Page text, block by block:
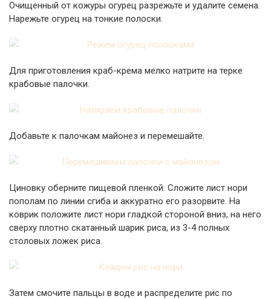
Очищенный от кожуры огурец разрежьте и удалите семена.
Нарежьте огурец на тонкие полоски.
Для приготовления краб-крема мелко натрите на терке
крабовые палочки.
Добавьте к палочкам майонез и перемешайте.
Циновку оберните пищевой пленкой. Сложите лист нори
пополам по линии сгиба и аккуратно его разорвите. На
коврик положите лист нори гладкой стороной вниз, на него
сверху плотно скатанный шарик риса, из 3-4 полных
столовых ложек риса.
Затем смочите пальцы в воде и распределите рис по